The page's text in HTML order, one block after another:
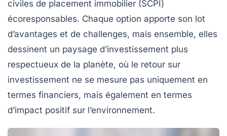
civiles de placement immobilier (SCPI)
écoresponsables. Chaque option apporte son lot
d’avantages et de challenges, mais ensemble, elles
dessinent un paysage d’investissement plus
respectueux de la planète, où le retour sur
investissement ne se mesure pas uniquement en
termes financiers, mais également en termes
d’impact positif sur l’environnement.